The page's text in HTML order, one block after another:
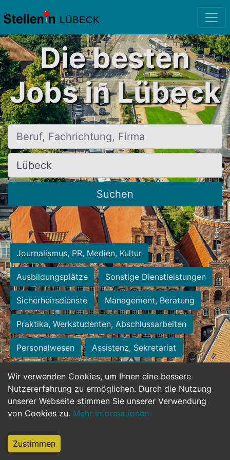
LÜBECK
Wir verwenden Cookies, um Ihnen eine bessere
Nutzererfahrung zu ermöglichen. Durch die Nutzung
unserer Webseite stimmen Sie unserer Verwendung
von Cookies zu. Mehr Informationen
Zustimmen
Die besten
Jobs in Lübeck
Beruf, Fachrichtung, Firma
Ort, Stadt
Suchen
Journalismus, PR, Medien, Kultur
Ausbildungsplätze Sonstige Dienstleistungen
Sicherheitsdienste Management, Beratung
Praktika, Werkstudenten, Abschlussarbeiten
Personalwesen Assistenz, Sekretariat
Hilfskräfte, Aushilfs- und Nebenjobs
Einkauf, Logistik, Materialwirtschaft
Weiterbildung, Studium, duale Ausbildung
Tourismus